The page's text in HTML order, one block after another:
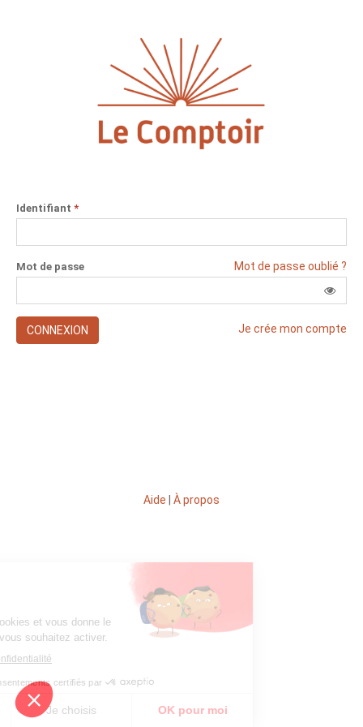
Identifiant *
Mot de passe oublié ?
Mot de passe
CONNEXION Je crée mon compte
Aide À propos